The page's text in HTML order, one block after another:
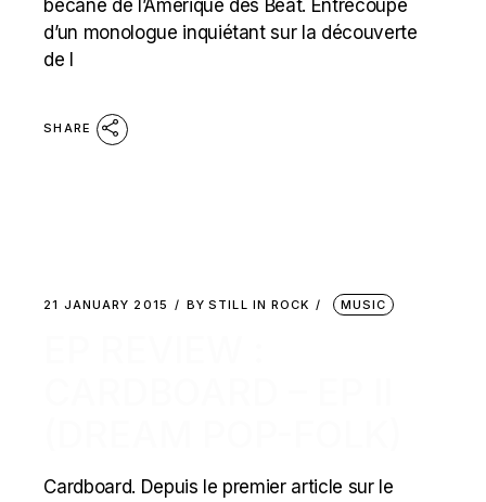
bécane de l’Amérique des Beat. Entrecoupé
d’un monologue inquiétant sur la découverte
de l
SHARE
21 JANUARY 2015 BY STILL IN ROCK MUSIC
Cardboard. Depuis le premier article sur le